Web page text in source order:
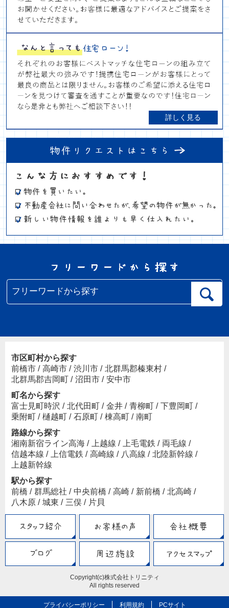
詳しく見る
市区町村から探す
前橋市 / 高崎市 / 渋川市 / 北群馬郡榛東村 /
北群馬郡吉岡町 / 沼田市 / 安中市
町名から探す
富士見町時沢 / 北代田町 / 金井 / 青柳町 / 下豊岡町 /
乗附町 / 樋越町 / 石原町 / 棟高町 / 南町
路線から探す
湘南新宿ライン高海 / 上越線 / 上毛電鉄 / 両毛線 /
信越本線 / 上信電鉄 / 高崎線 / 八高線 / 北陸新幹線 /
上越新幹線
駅から探す
前橋 / 群馬総社 / 中央前橋 / 高崎 / 新前橋 / 北高崎 /
八木原 / 城東 / 三俣 / 片貝
Copyright(c)株式会社トリニティ
All rights reserved
プライバシーポリシー 利用規約 PCサイト